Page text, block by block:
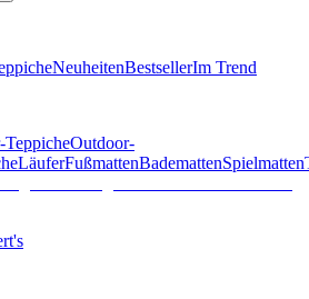
NeuheitenBestsellerIm Trend
TeppicheOutdoor-
LäuferFußmattenBademattenSpielmatten